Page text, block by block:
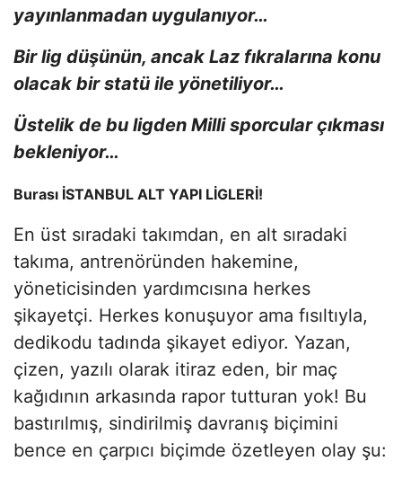
yayınlanmadan uygulanıyor…
Bir lig düşünün, ancak Laz fıkralarına konu
olacak bir statü ile yönetiliyor…
Üstelik de bu ligden Milli sporcular çıkması
bekleniyor…
Burası İSTANBUL ALT YAPI LİGLERİ!
En üst sıradaki takımdan, en alt sıradaki
takıma, antrenöründen hakemine,
yöneticisinden yardımcısına herkes
şikayetçi. Herkes konuşuyor ama fısıltıyla,
dedikodu tadında şikayet ediyor. Yazan,
çizen, yazılı olarak itiraz eden, bir maç
kağıdının arkasında rapor tutturan yok! Bu
bastırılmış, sindirilmiş davranış biçimini
bence en çarpıcı biçimde özetleyen olay şu: